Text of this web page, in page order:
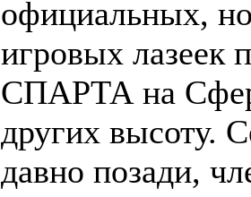
официальных,
игровых лазеек
СПАРТА на
других высоту.
давно позади,